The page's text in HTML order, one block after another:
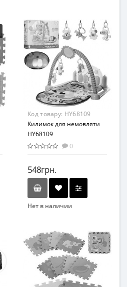
Вид
Развивающая игрушка
Возраст
От 1 года
Код товару: HY68109
Килимок для немовляти
HY68109
0
548грн.
Нет в наличии
Вид
Коврик
Возраст